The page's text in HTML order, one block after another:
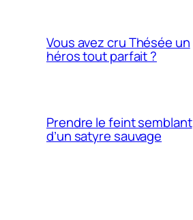
Vous avez cru Thésée un
héros tout parfait ?
Prendre le feint semblant
d’un satyre sauvage